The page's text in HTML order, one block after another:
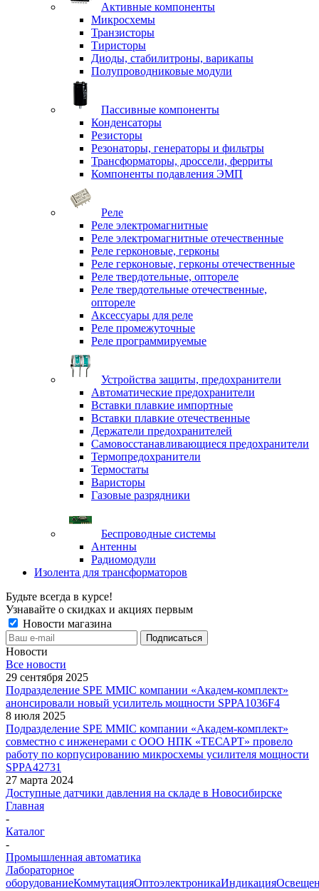
Активные компоненты
Микросхемы
Транзисторы
Тиристоры
Диоды, стабилитроны, варикапы
Полупроводниковые модули
Пассивные компоненты
Конденсаторы
Резисторы
Резонаторы, генераторы и фильтры
Трансформаторы, дроссели, ферриты
Компоненты подавления ЭМП
Реле
Реле электромагнитные
Реле электромагнитные отечественные
Реле герконовые, герконы
Реле герконовые, герконы отечественные
Реле твердотельные, оптореле
Реле твердотельные отечественные,
оптореле
Аксессуары для реле
Реле промежуточные
Реле программируемые
Устройства защиты, предохранители
Автоматические предохранители
Вставки плавкие импортные
Вставки плавкие отечественные
Держатели предохранителей
Самовосстанавливающиеся предохранители
Термопредохранители
Термостаты
Варисторы
Газовые разрядники
Беспроводные системы
Антенны
Радиомодули
Изолента для трансформаторов
Будьте всегда в курсе!
Узнавайте о скидках и акциях первым
Новости магазина
Новости
Все новости
29 сентября 2025
Подразделение SPE MMIC компании «Академ-комплект»
анонсировали новый усилитель мощности SPPA1036F4
8 июля 2025
Подразделение SPE MMIC компании «Академ-комплект»
совместно с инженерами с ООО НПК «ТЕСАРТ» провело
работу по корпусированию микросхемы усилителя мощности
SPPA42731
27 марта 2024
Доступные датчики давления на складе в Новосибирске
Главная
-
Каталог
-
Промышленная автоматика
Лабораторное
оборудованиеКоммутацияОптоэлектроникаИндикация